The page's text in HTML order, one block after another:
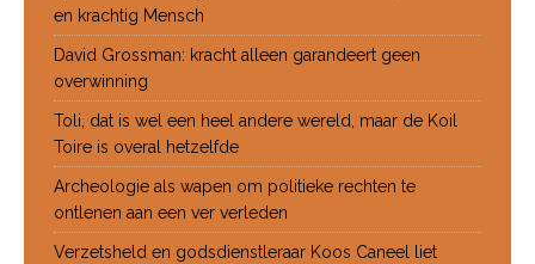
en krachtig Mensch
David Grossman: kracht alleen garandeert geen
overwinning
Toli, dat is wel een heel andere wereld, maar de Koil
Toire is overal hetzelfde
Archeologie als wapen om politieke rechten te
ontlenen aan een ver verleden
Verzetsheld en godsdienstleraar Koos Caneel liet